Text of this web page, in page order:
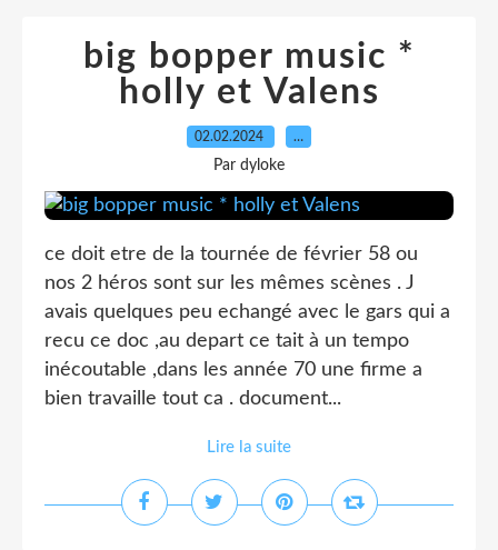
big bopper music *
holly et Valens
02.02.2024 …
Par dyloke
ce doit etre de la tournée de février 58 ou
nos 2 héros sont sur les mêmes scènes . J
avais quelques peu echangé avec le gars qui a
recu ce doc ,au depart ce tait à un tempo
inécoutable ,dans les année 70 une firme a
bien travaille tout ca . document...
Lire la suite